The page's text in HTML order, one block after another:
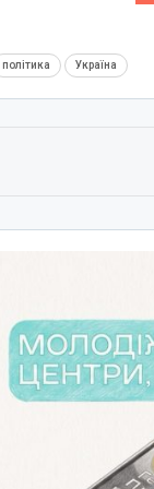
політика Україна